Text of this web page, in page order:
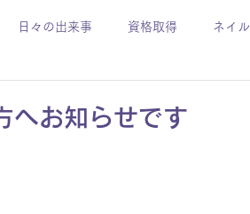
日々の出来事 資格取得 ネイル
へお知らせです